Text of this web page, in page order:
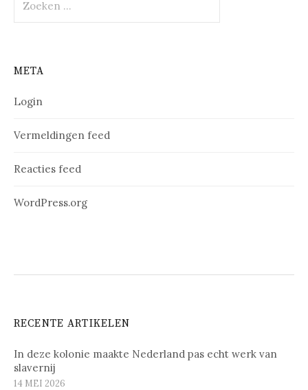
naar:
META
Login
Vermeldingen feed
Reacties feed
WordPress.org
RECENTE ARTIKELEN
In deze kolonie maakte Nederland pas echt werk van
slavernij
14 MEI 2026